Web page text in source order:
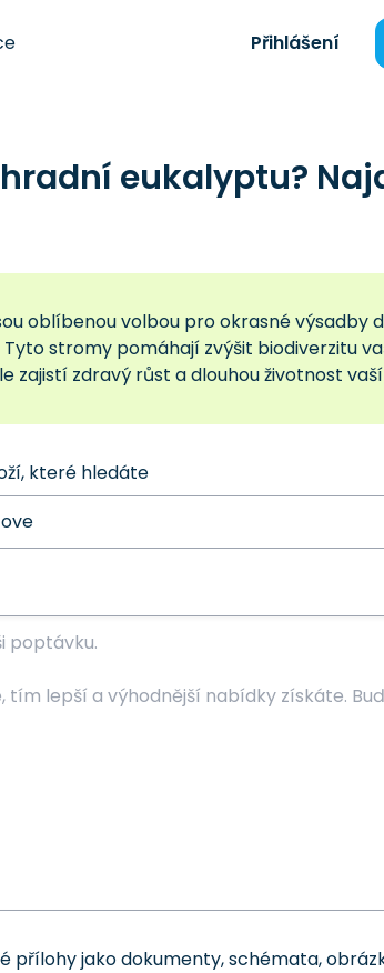
Přihlášení
eukalyptu?
oblíbenou volbou pro okrasné
stromy pomáhají zvýšit biodiverzitu
zajistí zdravý růst a dlouhou životnost
které hledáte
přílohy jako dokumenty, schémata,